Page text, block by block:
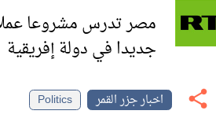
مصر تدرس مشروعا
جديدا في دولة إفريقية
اخبار جزر القمر
Politics